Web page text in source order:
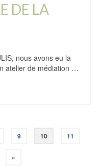
DE LA
nous avons eu la
atelier de médiation …
9 10 11
»